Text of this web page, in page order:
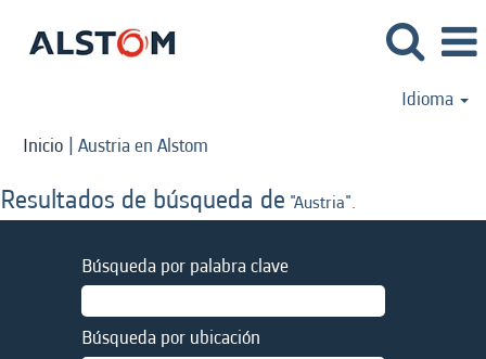
Idioma
Inicio | Austria en Alstom
Resultados de búsqueda de "Austria".
Búsqueda por palabra clave
Búsqueda por ubicación